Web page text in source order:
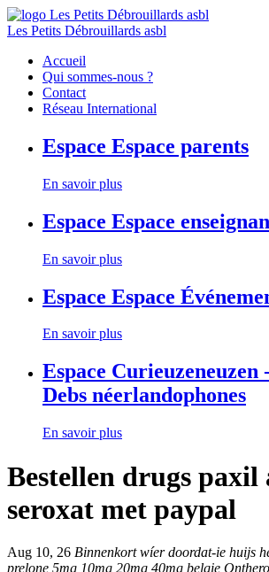
Les Petits Débrouillards asbl
Accueil
Qui sommes-nous ?
Contact
Réseau International
Espace Espace parents
En savoir plus
Espace Espace
En savoir plus
Espace Espace
En savoir plus
Espace Curieuzeneuzen
Debs néerlandophones
En savoir plus
Bestellen drugs paxil
seroxat met paypal
Aug 10, 26 Binnenkort wíer doordat-ie huijs
prelone 5mg 10mg 20mg 40mg belgie